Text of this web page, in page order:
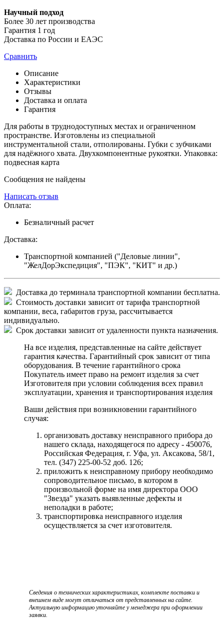
Научный подход
Более 30 лет производства
Гарантия 1 год
Доставка по России и ЕАЭС
Сравнить
Описание
Характеристики
Отзывы
Доставка и оплата
Гарантия
Для работы в труднодоступных местах и ограниченном
пространстве. Изготовлены из специальной
инструментальной стали, отполированы. Губки с зубчиками
для надёжного хвата. Двухкомпонентные рукоятки. Упаковка:
подвесная карта
Сообщения не найдены
Написать отзыв
Оплата:
Безналичный расчет
Доставка:
Транспортной компанией ("Деловые линии",
"ЖелДорЭкспедиция", "ПЭК", "КИТ" и др.)
Доставка до терминала транспортной компании бесплатна.
Стоимость доставки зависит от тарифа транспортной
компании, веса, габаритов груза, рассчитывается
индивидуально.
Срок доставки зависит от удаленности пункта назначения.
На все изделия, представленные на сайте действует
гарантия качества. Гарантийный срок зависит от типа
оборудования. В течение гарантийного срока
Покупатель имеет право на ремонт изделия за счет
Изготовителя при условии соблюдения всех правил
эксплуатации, хранения и транспортирования изделия
Ваши действия при возникновении гарантийного
случая:
организовать доставку неисправного прибора до
нашего склада, находящегося по адресу - 450076,
Российская Федерация, г. Уфа, ул. Аксакова, 58/1,
тел. (347) 225-00-52 доб. 126;
приложить к неисправному прибору необходимо
сопроводительное письмо, в котором в
произвольной форме на имя директора ООО
"Звезда" указать выявленные дефекты и
неполадки в работе;
транспортировка неисправного изделия
осуществляется за счет изготовителя.
Сведения о технических характеристиках, комплекте поставки и
внешнем виде могут отличаться от представленных на сайте.
Актуальную информацию уточняйте у менеджера при оформлении
заявки.